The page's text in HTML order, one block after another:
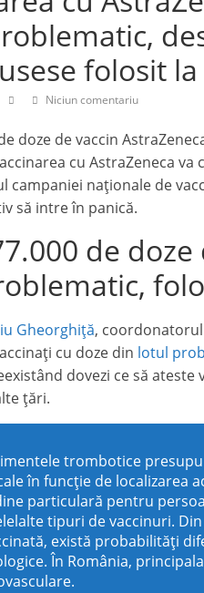
folosit
Niciun comentariu
doze de vaccin
cu AstraZeneca
campaniei naționale de
să intre în panică.
de
Gheorghiță,
cu doze din lotul
dovezi ce să
țări.
trombotice
în funcție de localizarea
particulară pentru
tipuri de vaccinuri.
există probabilități
În România,